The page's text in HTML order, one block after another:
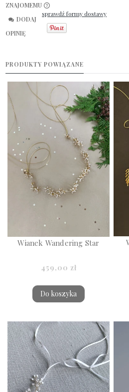
ZNAJOMEMU
DODAJ
OPINIĘ
CENA NIE ZAWIERA
sprawdź formy dostawy
PRODUKTY POWIĄZANE
Wianek Wandering Star
459,00 zł
Do koszyka